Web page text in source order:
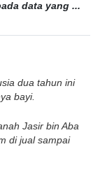
data yang ...
dua tahun ini
bayi.
Jasir bin Aba
di jual sampai